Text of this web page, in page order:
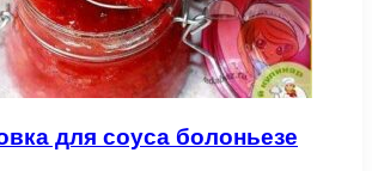
для соуса болоньезе